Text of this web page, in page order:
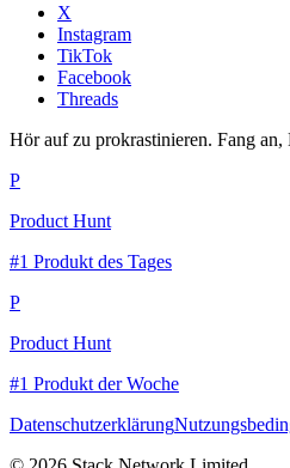
X
Instagram
TikTok
Facebook
Threads
Hör auf zu prokrastinieren. Fang
P
Product Hunt
#1 Produkt des Tages
P
Product Hunt
#1 Produkt der Woche
Datenschutzerklärung